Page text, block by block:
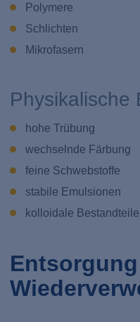
Polymere
Schlichten
Mikrofasern
Physikalische
hohe Trübung
wechselnde Färbung
feine Schwebstoffe
stabile Emulsionen
kolloidale Bestandteile